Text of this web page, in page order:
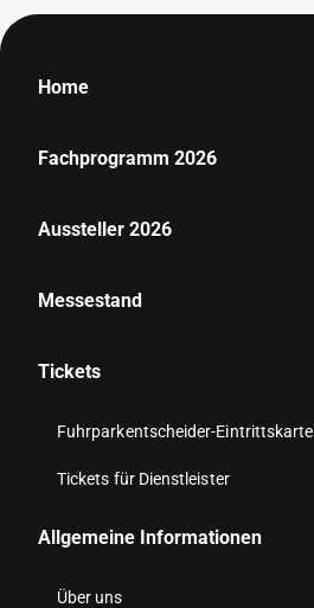
Home
Fachprogramm 2026
Aussteller 2026
Messestand
Tickets
Fuhrparkentscheider-Eintrittskarte
Tickets für Dienstleister
Allgemeine Informationen
Über uns